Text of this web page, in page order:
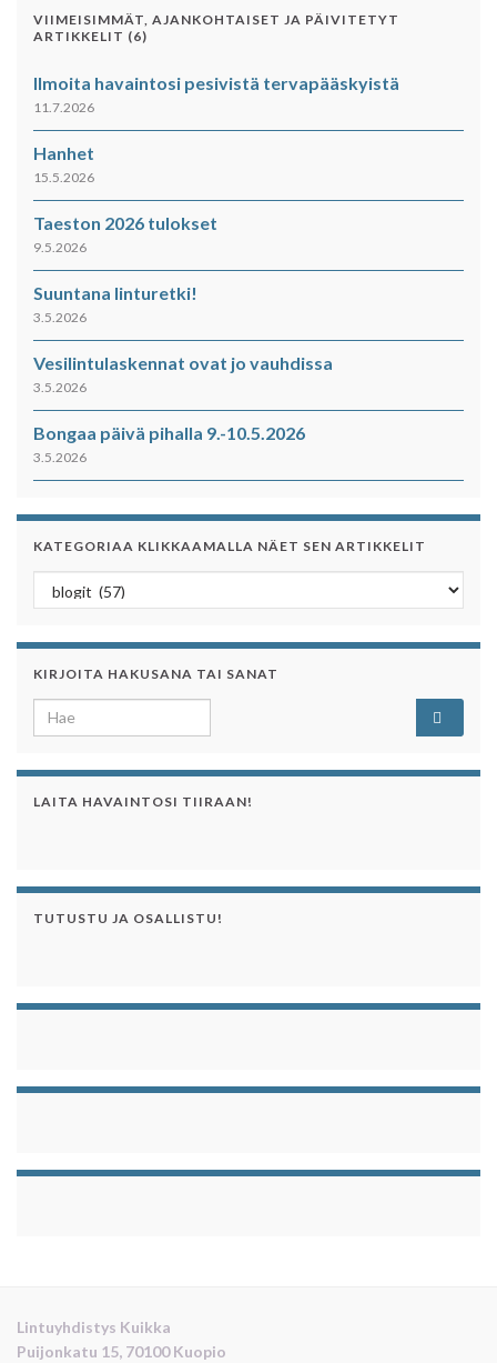
VIIMEISIMMÄT, AJANKOHTAISET JA PÄIVITETYT
ARTIKKELIT (6)
Ilmoita havaintosi pesivistä tervapääskyistä
11.7.2026
Hanhet
15.5.2026
Taeston 2026 tulokset
9.5.2026
Suuntana linturetki!
3.5.2026
Vesilintulaskennat ovat jo vauhdissa
3.5.2026
Bongaa päivä pihalla 9.-10.5.2026
3.5.2026
KATEGORIAA KLIKKAAMALLA NÄET SEN ARTIKKELIT
Kategoriaa klikkaamalla näet sen artikkelit
KIRJOITA HAKUSANA TAI SANAT
Search for:
LAITA HAVAINTOSI TIIRAAN!
TUTUSTU JA OSALLISTU!
Lintuyhdistys Kuikka
Puijonkatu 15, 70100 Kuopio